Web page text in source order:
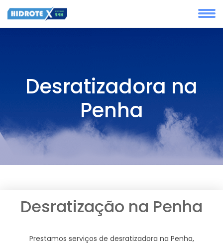
Desratizadora na
Penha
Desratização na Penha
Prestamos serviços de desratizadora na Penha,